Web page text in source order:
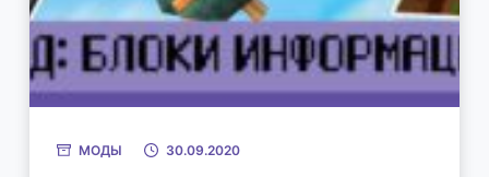
МОДЫ 30.09.2020